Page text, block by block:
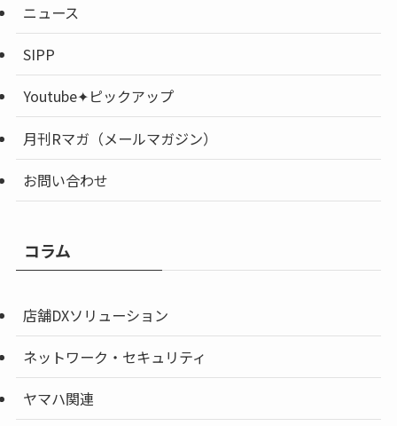
ニュース
SIPP
Youtube✦ピックアップ
月刊Rマガ（メールマガジン）
お問い合わせ
コラム
店舗DXソリューション
ネットワーク・セキュリティ
ヤマハ関連